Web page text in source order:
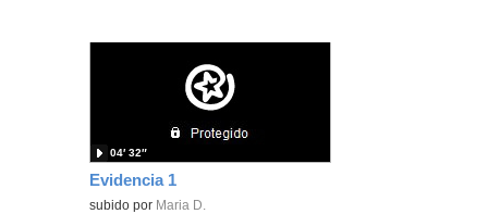
Evidencia 1
subido por Maria D.
04′ 32″